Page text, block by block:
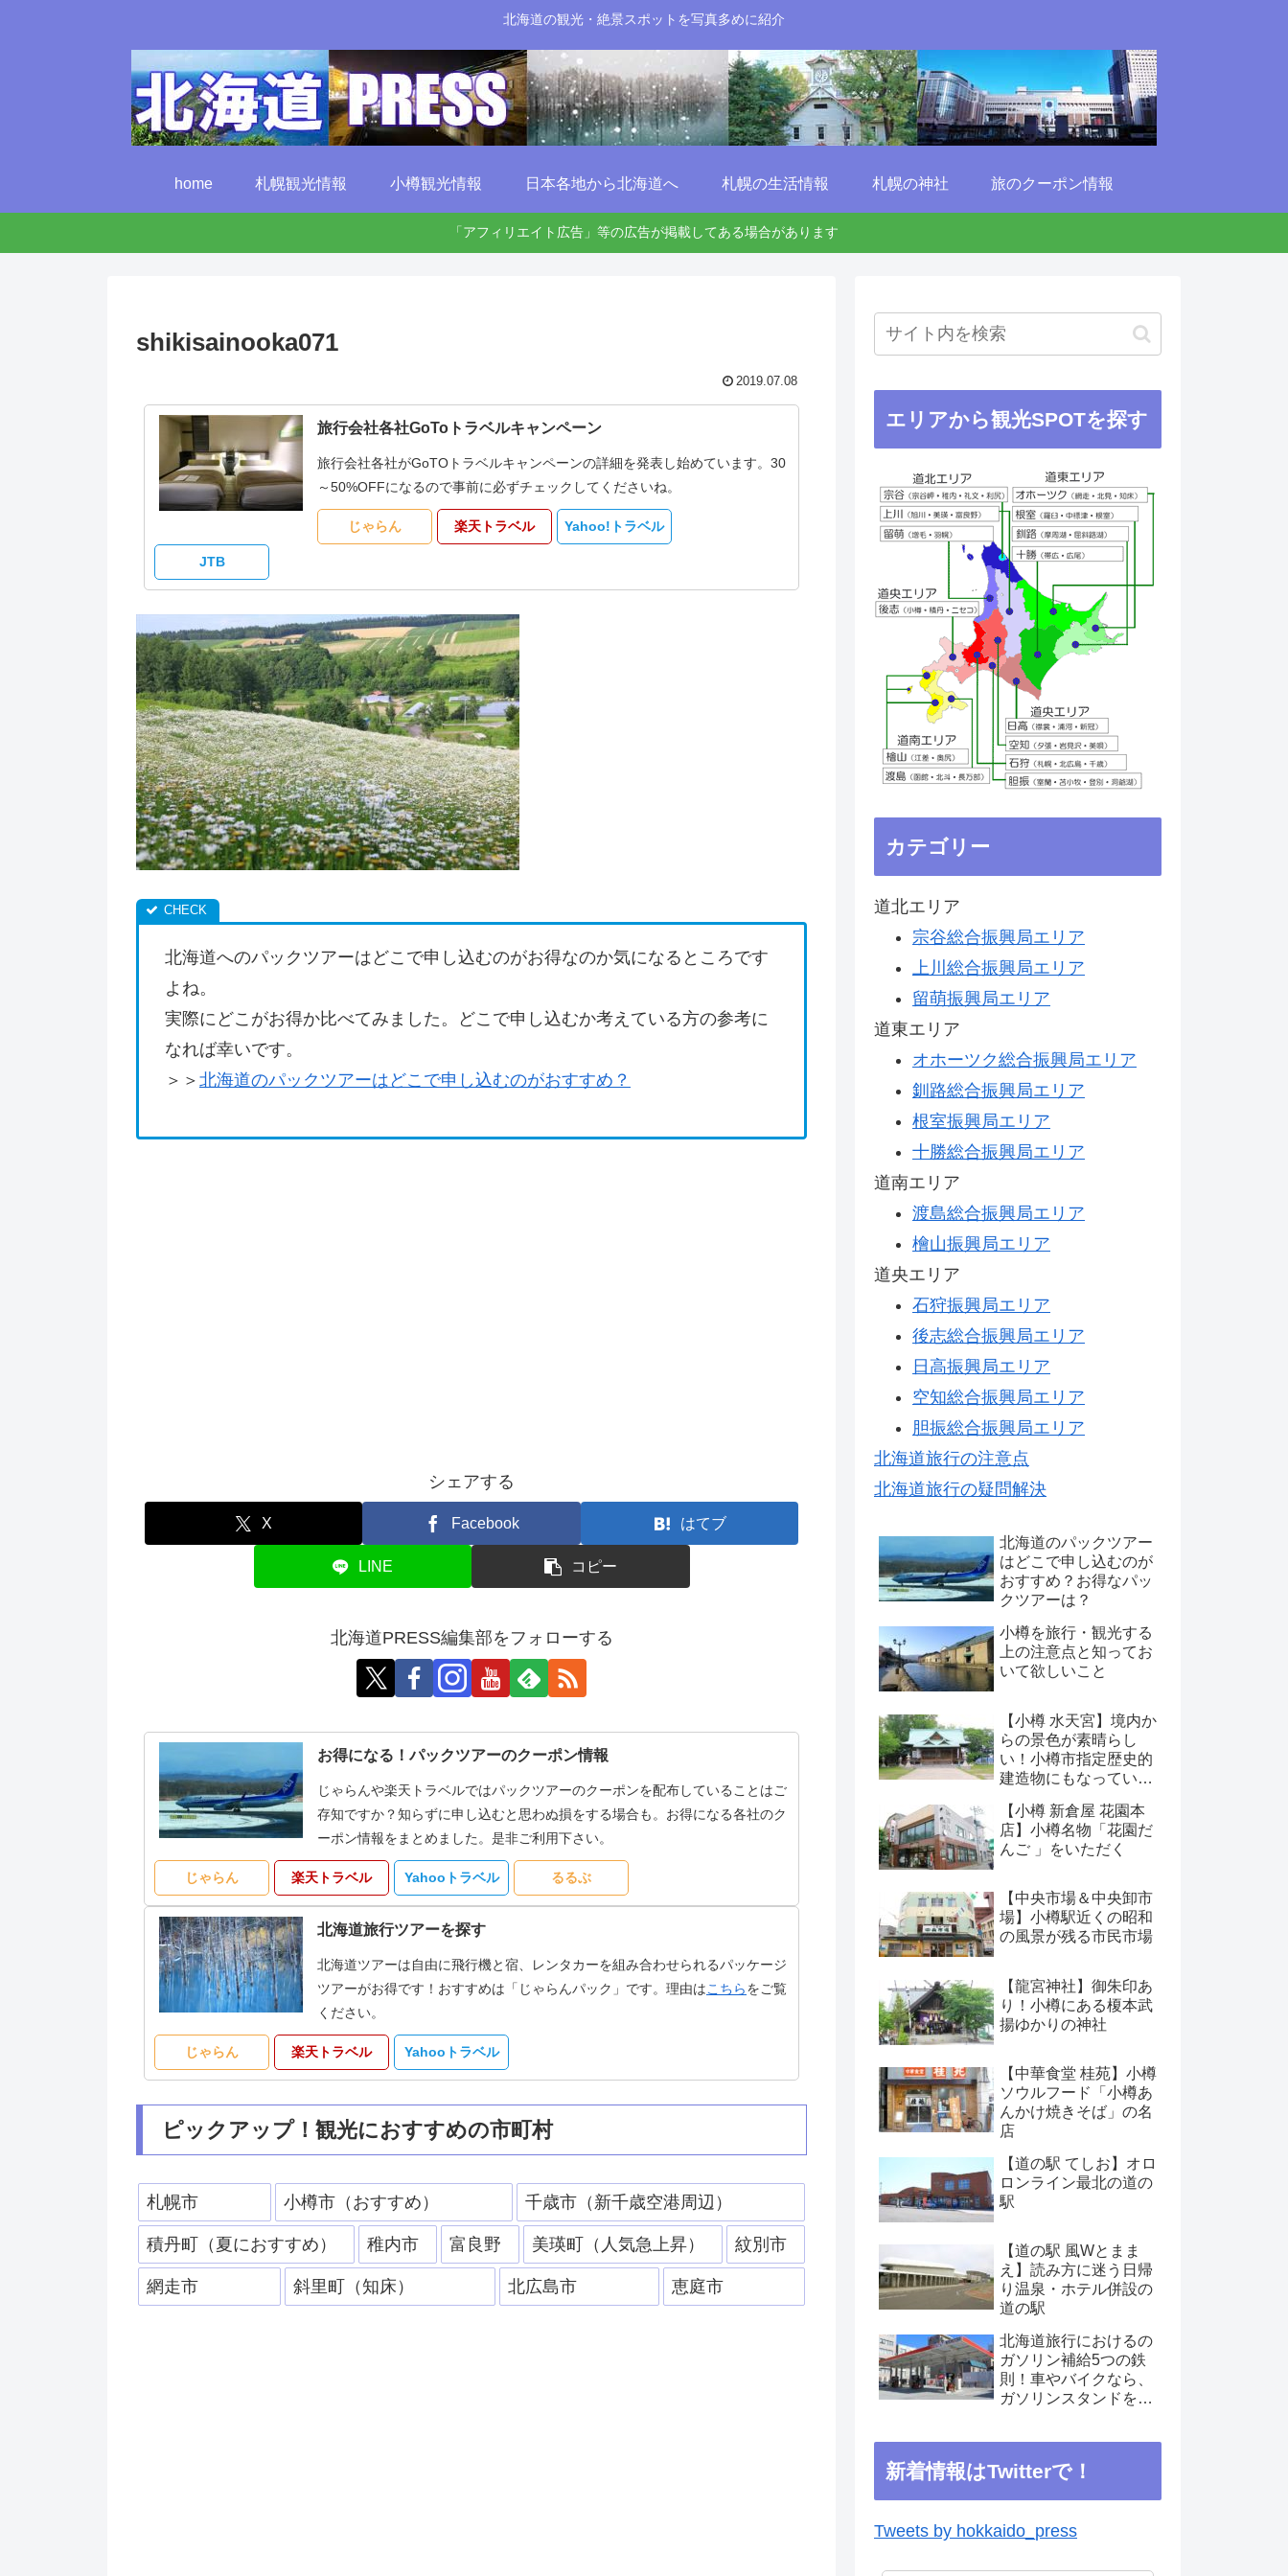
北海道の観光・絶景スポットを写真多めに紹介
home 札幌観光情報 小樽観光情報 日本各地から北海道へ 札幌の生活情報 札幌の神社 旅のクーポン情報
「アフィリエイト広告」等の広告が掲載してある場合があります
shikisainooka071
2019.07.08
旅行会社各社GoToトラベルキャンペーン
旅行会社各社がGoTOトラベルキャンペーンの詳細を発表し始めています。30
～50%OFFになるので事前に必ずチェックしてくださいね。
じゃらん 楽天トラベル Yahoo!トラベル
JTB
北海道へのパックツアーはどこで申し込むのがお得なのか気になるところです
よね。
実際にどこがお得か比べてみました。どこで申し込むか考えている方の参考に
なれば幸いです。
＞＞ 北海道のパックツアーはどこで申し込むのがおすすめ？
シェアする
X Facebook はてブ
LINE コピー
北海道PRESS編集部をフォローする
お得になる！パックツアーのクーポン情報
じゃらんや楽天トラベルではパックツアーのクーポンを配布していることはご
存知ですか？知らずに申し込むと思わぬ損をする場合も。お得になる各社のク
ーポン情報をまとめました。是非ご利用下さい。
じゃらん 楽天トラベル Yahooトラベル るるぶ
北海道旅行ツアーを探す
北海道ツアーは自由に飛行機と宿、レンタカーを組み合わせられるパッケージ
ツアーがお得です！おすすめは「じゃらんパック」です。理由はこちらをご覧
ください。
じゃらん 楽天トラベル Yahooトラベル
ピックアップ！観光におすすめの市町村
札幌市 小樽市（おすすめ） 千歳市（新千歳空港周辺）
積丹町（夏におすすめ） 稚内市 富良野 美瑛町（人気急上昇） 紋別市
網走市 斜里町（知床） 北広島市 恵庭市
エリアから観光SPOTを探す
カテゴリー
道北エリア
宗谷総合振興局エリア
上川総合振興局エリア
留萌振興局エリア
道東エリア
オホーツク総合振興局エリア
釧路総合振興局エリア
根室振興局エリア
十勝総合振興局エリア
道南エリア
渡島総合振興局エリア
檜山振興局エリア
道央エリア
石狩振興局エリア
後志総合振興局エリア
日高振興局エリア
空知総合振興局エリア
胆振総合振興局エリア
北海道旅行の注意点
北海道旅行の疑問解決
北海道のパックツアー
はどこで申し込むのが
おすすめ？お得なパッ
クツアーは？
小樽を旅行・観光する
上の注意点と知ってお
いて欲しいこと
【小樽 水天宮】境内か
らの景色が素晴らし
い！小樽市指定歴史的
建造物にもなっている
【小樽 新倉屋 花園本
店】小樽名物「花園だ
んご 」をいただく
【中央市場＆中央卸市
場】小樽駅近くの昭和
の風景が残る市民市場
【龍宮神社】御朱印あ
り！小樽にある榎本武
揚ゆかりの神社
【中華食堂 桂苑】小樽
ソウルフード「小樽あ
んかけ焼きそば」の名
店
【道の駅 てしお】オロ
ロンライン最北の道の
駅
【道の駅 風Wとまま
え】読み方に迷う日帰
り温泉・ホテル併設の
道の駅
北海道旅行におけるの
ガソリン補給5つの鉄
則！車やバイクなら、
ガソリンスタンドを見
新着情報はTwitterで！
Tweets by hokkaido_press